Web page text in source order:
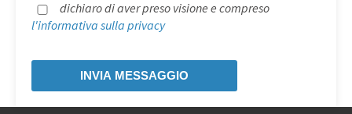
dichiaro di aver preso visione e compreso
l'informativa sulla privacy